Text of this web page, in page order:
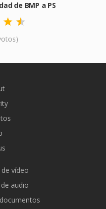
de BMP a PS
vídeo
audio